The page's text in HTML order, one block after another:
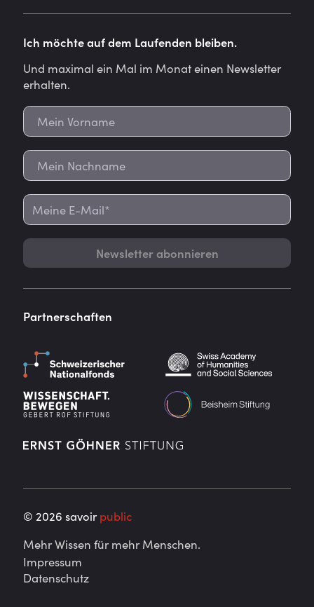
Ich möchte auf dem Laufenden bleiben.
Und maximal ein Mal im Monat einen Newsletter
erhalten.
Newsletter abonnieren
Partnerschaften
©2026 savoirpublic
Mehr Wissen für mehr Menschen.
Impressum
Datenschutz